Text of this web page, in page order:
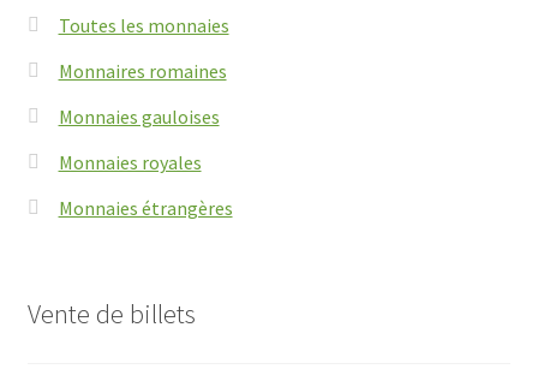
Toutes les monnaies
Monnaires romaines
Monnaies gauloises
Monnaies royales
Monnaies étrangères
Vente de billets